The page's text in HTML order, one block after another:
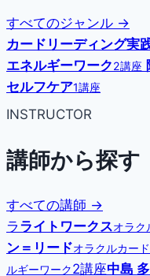
すべてのジャンル →
カードリーディング実
エネルギーワーク2講座
セルフケア1講座
INSTRUCTOR
講師から探す
すべての講師 →
ラ ライトワークスオラク
ン＝リードオラクルカード
ルギーワーク2講座中島